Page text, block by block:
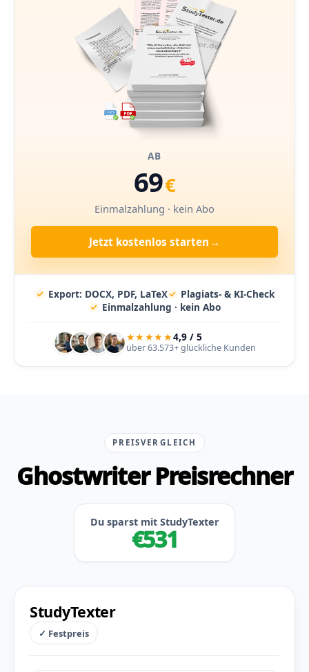
AB
69€
Einmalzahlung · kein Abo
Jetzt kostenlos starten →
Export: DOCX, PDF, LaTeX
Plagiats- & KI-Check
Einmalzahlung · kein Abo
★★★★★4,9 / 5
über 63.573+ glückliche Kunden
PREISVERGLEICH
Ghostwriter Preisrechner
Du sparst mit StudyTexter
€531
StudyTexter
✓ Festpreis